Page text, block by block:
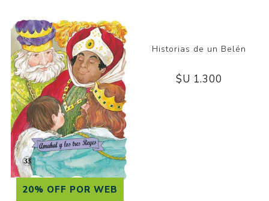
20% OFF POR WEB
Historias de un Belén
$U 1.300